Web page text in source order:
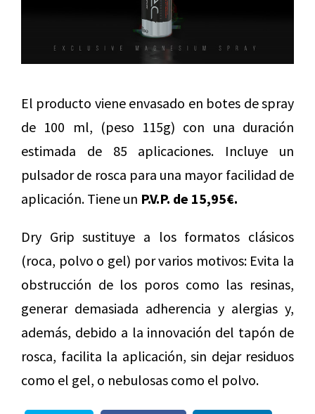
El producto viene envasado en botes de spray
de 100 ml, (peso 115g) con una duración
estimada de 85 aplicaciones. Incluye un
pulsador de rosca para una mayor facilidad de
aplicación. Tiene un P.V.P. de 15,95€.
Dry Grip sustituye a los formatos clásicos
(roca, polvo o gel) por varios motivos: Evita la
obstrucción de los poros como las resinas,
generar demasiada adherencia y alergias y,
además, debido a la innovación del tapón de
rosca, facilita la aplicación, sin dejar residuos
como el gel, o nebulosas como el polvo.